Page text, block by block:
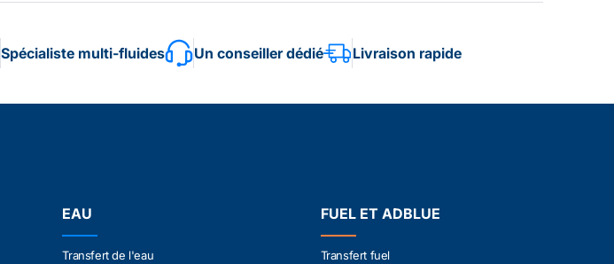
Spécialiste multi-fluides Un conseiller dédié Livraison rapide
EAU
Transfert de l'eau
FUEL ET ADBLUE
Transfert fuel